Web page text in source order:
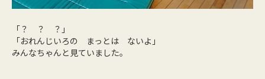
「？ ？ ？」
「おれんじいろの まっとは ないよ」
みんなちゃんと見ていました。